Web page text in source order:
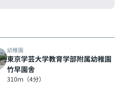
幼稚園
東京学芸大学教育学部附属幼稚園
竹早園舎
310ｍ（4分）